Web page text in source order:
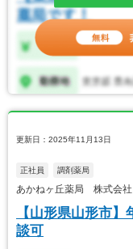
更新日：2025年11月13日
正社員 調剤薬局
あかねヶ丘薬局 株式会社
【山形県山形市
談可